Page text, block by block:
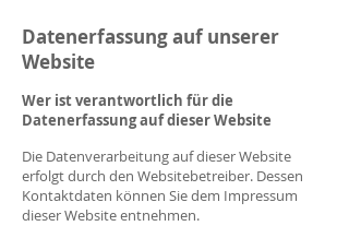
Datenerfassung auf unserer
Website
Wer ist verantwortlich für die
Datenerfassung auf dieser Website
Die Datenverarbeitung auf dieser Website
erfolgt durch den Websitebetreiber. Dessen
Kontaktdaten können Sie dem Impressum
dieser Website entnehmen.